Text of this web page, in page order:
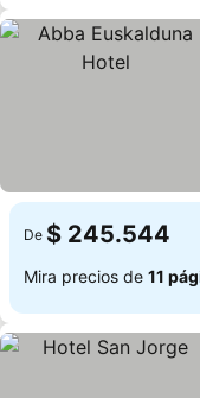
De $ 245.544
Mira precios de 11